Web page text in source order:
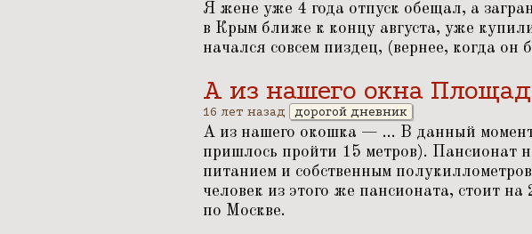
Я жене уже 4 года отпуск обещал, а
в Крым ближе к концу августа, уже
начался совсем пиздец, (вернее, когда
А из нашего окна
16 лет назад дорогой дневник
А из нашего окошка — ... В данный
пришлось пройти 15 метров). Пансионат
питанием и собственным
человек из этого же пансионата, стоит
по Москве.